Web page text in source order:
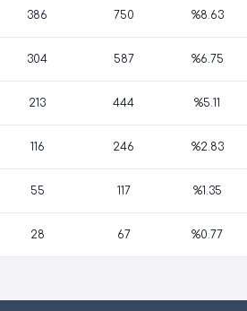
386 750 %8.63
304 587 %6.75
213 444 %5.11
116 246 %2.83
55 117 %1.35
28 67 %0.77